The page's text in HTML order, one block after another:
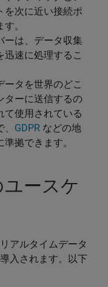
を次に近い接続ポ
。
ーは、データ収集
迅速に処理するこ
ータを世界のどこ
ターに送信するの
て使用されている
GDPR などの地
拠できます。
ースケ
アルタイムデータ
入されます。以下